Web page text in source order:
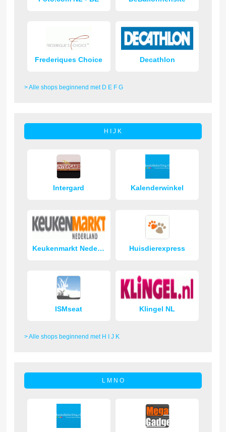
Frederiques Choice Decathlon
> Alle shops beginnend met D E F G
H I J K
Intergard Kalenderwinkel
Keukenmarkt Nederland Huisdierexpress
ISMseat Klingel NL
> Alle shops beginnend met H I J K
L M N O